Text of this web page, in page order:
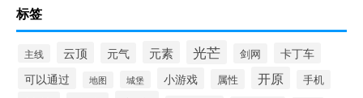
标签
主线 云顶 元气 元素 光芒 剑网 卡丁车
可以通过 地图 城堡 小游戏 属性 开原 手机